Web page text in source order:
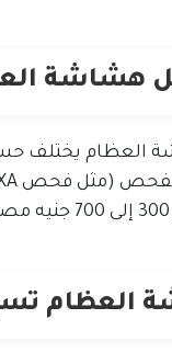
هشاشة
العظام يختلف
العظام